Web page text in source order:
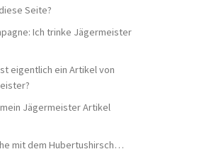
Seite?
Ich trinke Jägermeister
eigentlich ein Artikel von
Jägermeister Artikel
mit dem Hubertushirsch…